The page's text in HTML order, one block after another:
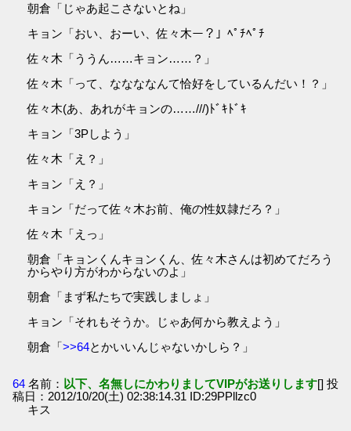
朝倉「じゃあ起こさないとね」
キョン「おい、おーい、佐々木ー？」ﾍﾟﾁﾍﾟﾁ
佐々木「ううん……キョン……？」
佐々木「って、ななななんて恰好をしているんだい！？」
佐々木(あ、あれがキョンの……///)ﾄﾞｷﾄﾞｷ
キョン「3Pしよう」
佐々木「え？」
キョン「え？」
キョン「だって佐々木お前、俺の性奴隷だろ？」
佐々木「えっ」
朝倉「キョンくんキョンくん、佐々木さんは初めてだろう
からやり方がわからないのよ」
朝倉「まず私たちで実践しましょ」
キョン「それもそうか。じゃあ何から教えよう」
朝倉「>>64とかいいんじゃないかしら？」
64 名前： 以下、名無しにかわりましてVIPがお送りします[] 投
稿日：2012/10/20(土) 02:38:14.31 ID:29PPllzc0
キス